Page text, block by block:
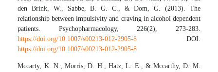
den Brink, W., Sabbe, B. G. C., & Dom, G. (2013). The
relationship between impulsivity and craving in alcohol dependent
patients. Psychopharmacology, 226(2), 273-283.
https://doi.org/10.1007/s00213-012-2905-8 DOI:
https://doi.org/10.1007/s00213-012-2905-8
Mccarty, K. N., Morris, D. H., Hatz, L. E., & Mccarthy, D. M.